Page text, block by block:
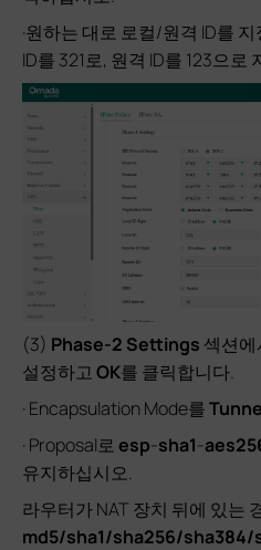
·원하는 대로 로컬/원격 ID를
ID를 321로, 원격 ID를 123으로
(3) Phase-2 Settings 섹션에
설정하고OK를 클릭합니다.
· Encapsulation Mode를
· Proposal로esp-sha1-
유지하십시오.
라우터가 NAT 장치 뒤에 있는
md5/sha1/sha256/sha384/